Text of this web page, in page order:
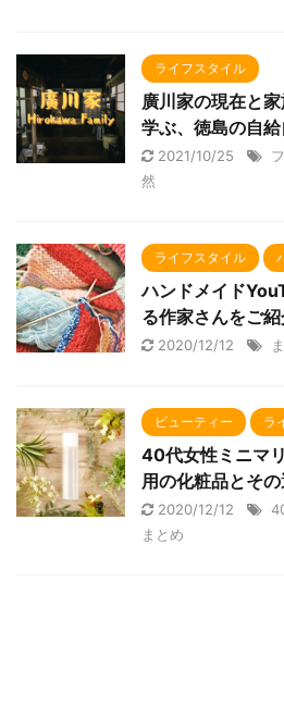
ライフスタイル
廣川家の現在と
学ぶ、徳島の自
2021/10/25
然
ライフスタイル
ハンドメイド
る作家さんをご
2020/12/12
ビューティー ラ
40代女性ミニマ
用の化粧品とそ
2020/12/12
まとめ